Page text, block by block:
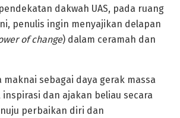
dakwah UAS, pada ruang
penulis ingin menyajikan delapan
of change) dalam ceramah dan
maknai sebagai daya gerak massa
inspirasi dan ajakan beliau secara
perbaikan diri dan